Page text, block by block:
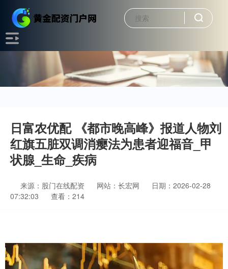
日富农优配 《都市晚高峰》报道人物刘
红旗五脏双调消瘿法为患者迎福音_甲
状腺_生命_疾病
来源：股门在线配资 网站：长宏网
日期：2026-02-28
07:32:03
查看：214